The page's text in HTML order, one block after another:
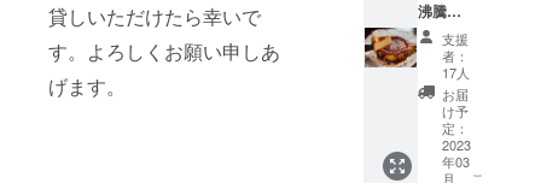
貸しいただけたら幸いで
す。よろしくお願い申しあ
げます。
年2月11
日頃
11:00〜
場所:店
舗(東京
都武蔵
野市御
殿山1-
5-5島崎
沸騰！
wholeの
チーズ
ケーキ1
つ】愛
知県で
多くの
取材に
取り上
支援
者：
17人
お届
け予
定：
2023
年03
月